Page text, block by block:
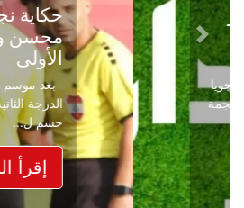
حكاية نجاح تبدأ من
محسن وتنتهي في
الأولى
بعد موسم حافل بالإثارة
الدرجة الثانية، نجح الإخاء
حسم ل...
إقرأ الخبر
Previous